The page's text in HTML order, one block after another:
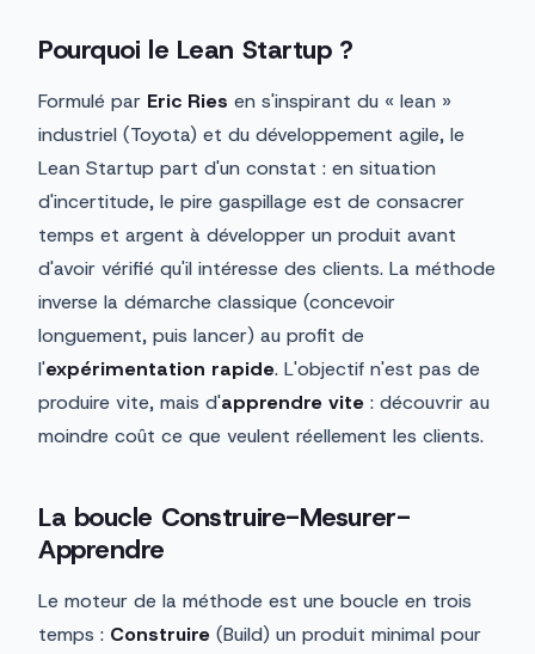
Pourquoi le Lean Startup ?
Formulé par Eric Ries en s'inspirant du « lean »
industriel (Toyota) et du développement agile, le
Lean Startup part d'un constat : en situation
d'incertitude, le pire gaspillage est de consacrer
temps et argent à développer un produit avant
d'avoir vérifié qu'il intéresse des clients. La méthode
inverse la démarche classique (concevoir
longuement, puis lancer) au profit de
l'expérimentation rapide. L'objectif n'est pas de
produire vite, mais d'apprendre vite : découvrir au
moindre coût ce que veulent réellement les clients.
La boucle Construire-Mesurer-
Apprendre
Le moteur de la méthode est une boucle en trois
temps : Construire (Build) un produit minimal pour